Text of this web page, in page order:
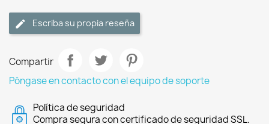
Escriba su propia reseña
Compartir
Póngase en contacto con el equipo de soporte
Política de seguridad
Compra segura con certificado de seguridad SSL.